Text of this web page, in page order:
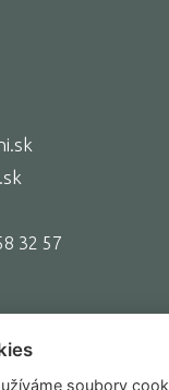
32 57
© 2017,
soubory